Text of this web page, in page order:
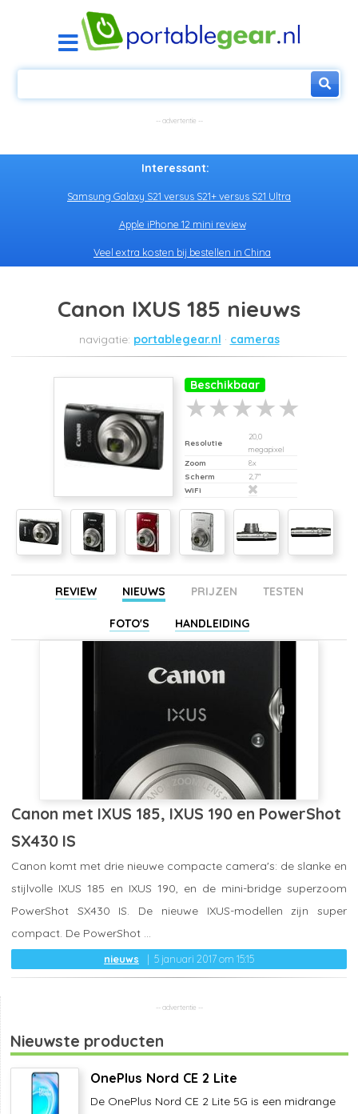
Interessant:
Samsung Galaxy S21 versus S21+ versus S21 Ultra
Apple iPhone 12 mini review
Veel extra kosten bij bestellen in China
Canon IXUS 185 nieuws
portablegear.nl cameras
Beschikbaar
Resolutie
20,0
megapixel
Zoom
8x
Scherm
2,7"
WiFi
REVIEW NIEUWS PRIJZEN TESTEN
FOTO'S HANDLEIDING
Canon met IXUS 185, IXUS 190 en PowerShot
SX430 IS
nieuws 5 januari 2017 om 15:15
Canon komt met drie nieuwe compacte camera's: de slanke en
stijlvolle IXUS 185 en IXUS 190, en de mini-bridge superzoom
PowerShot SX430 IS. De nieuwe IXUS-modellen zijn super
compact. De PowerShot ...
Nieuwste producten
OnePlus Nord CE 2 Lite
De OnePlus Nord CE 2 Lite 5G is een midrange